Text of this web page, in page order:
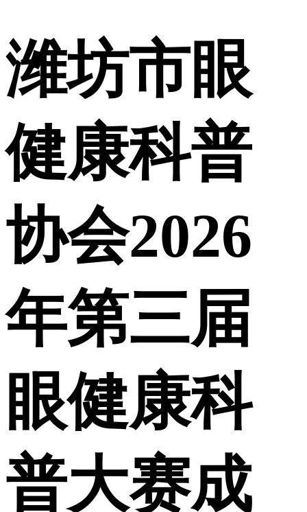
潍坊市眼
健康科普
协会2026
年第三届
眼健康科
普大赛成